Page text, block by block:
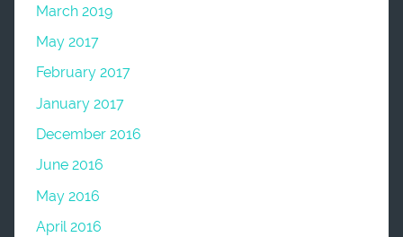
March 2019
May 2017
February 2017
January 2017
December 2016
June 2016
May 2016
April 2016